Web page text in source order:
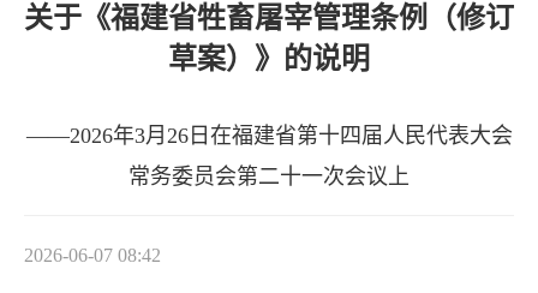
关于《福建省牲畜屠宰管理条例（修订
草案）》的说明
——2026年3月26日在福建省第十四届人民代表大会
常务委员会第二十一次会议上
2026-06-07 08:42